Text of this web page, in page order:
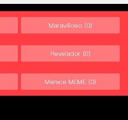
Maravilloso (0)
Revelador (0)
Merece MEME (0)